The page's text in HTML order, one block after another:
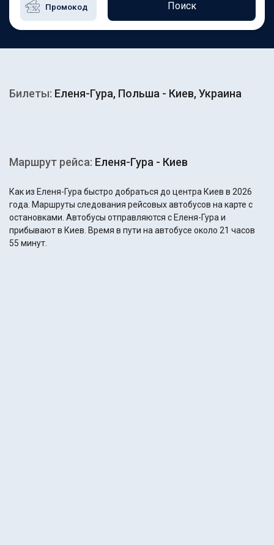
Поиск
Билеты: Еленя-Гура, Польша - Киев, Украина
Маршрут рейса: Еленя-Гура - Киев
Как из Еленя-Гура быстро добраться до центра Киев в 2026
года. Маршруты следования рейсовых автобусов на карте с
остановками. Автобусы отправляются с Еленя-Гура и
прибывают в Киев. Время в пути на автобусе около 21 часов
55 минут.